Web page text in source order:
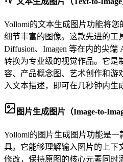
Yollomi的文本生成图片功能将您
细节丰富的图像。这款先进的工
Diffusion、Imagen 等在内的尖
转换为专业级的视觉作品。它是
容、产品概念图、艺术创作和
入文本描述，即可在几秒钟内生
图片生成图片（Image-to-
Yollomi的图片生成图片功能是
具。它能够理解输入图片的上下
修改，保持原图的核心元素同时